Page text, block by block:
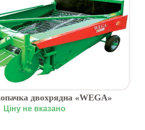
двохрядна «WEGA»
Ціну не вказано